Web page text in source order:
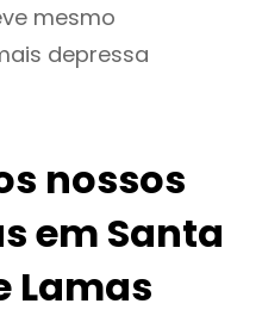
mesmo
depressa
nossos
em Santa
Lamas